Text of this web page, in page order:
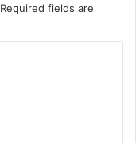
Required fields are